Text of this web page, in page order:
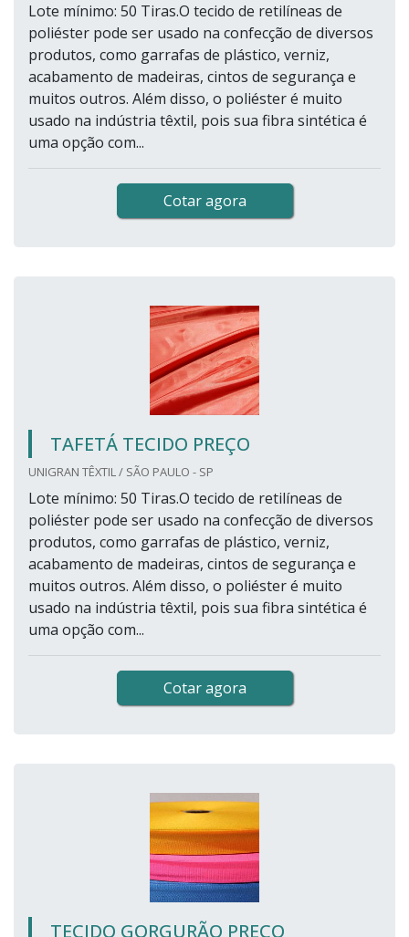
Lote mínimo: 50 Tiras.O tecido de retilíneas de
poliéster pode ser usado na confecção de diversos
produtos, como garrafas de plástico, verniz,
acabamento de madeiras, cintos de segurança e
muitos outros. Além disso, o poliéster é muito
usado na indústria têxtil, pois sua fibra sintética é
uma opção com...
Cotar agora
TAFETÁ TECIDO PREÇO
UNIGRAN TÊXTIL / SÃO PAULO - SP
Lote mínimo: 50 Tiras.O tecido de retilíneas de
poliéster pode ser usado na confecção de diversos
produtos, como garrafas de plástico, verniz,
acabamento de madeiras, cintos de segurança e
muitos outros. Além disso, o poliéster é muito
usado na indústria têxtil, pois sua fibra sintética é
uma opção com...
Cotar agora
TECIDO GORGURÃO PREÇO